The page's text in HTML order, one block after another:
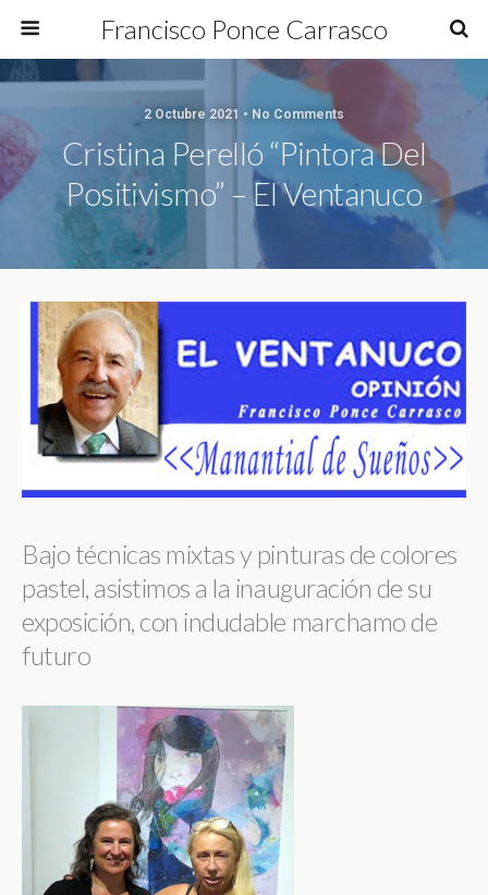
Francisco Ponce Carrasco
2 Octubre 2021 • No Comments
Cristina Perelló “Pintora Del
Positivismo” – El Ventanuco
Bajo técnicas mixtas y pinturas de colores
pastel, asistimos a la inauguración de su
exposición, con indudable marchamo de
futuro